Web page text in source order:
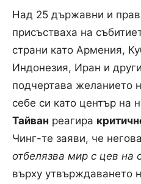
Над 25 държавни и
присъстваха на
страни като Армения,
Индонезия, Иран и
подчертава желанието
себе си като център на
Тайван реагира
Чинг-те заяви, че
отбелязва мир с цев на
върху утвърждаването